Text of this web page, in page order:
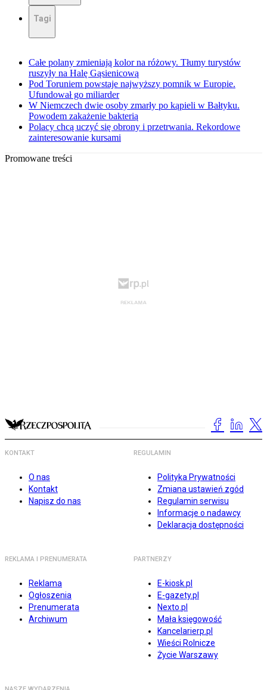
Tagi
Całe polany zmieniają kolor na różowy. Tłumy turystów
ruszyły na Halę Gąsienicową
Pod Toruniem powstaje najwyższy pomnik w Europie.
Ufundował go miliarder
W Niemczech dwie osoby zmarły po kąpieli w Bałtyku.
Powodem zakażenie bakterią
Polacy chcą uczyć się obrony i przetrwania. Rekordowe
zainteresowanie kursami
Promowane treści
KONTAKT
O nas
Kontakt
Napisz do nas
REGULAMIN
Polityka Prywatności
Zmiana ustawień zgód
Regulamin serwisu
Informacje o nadawcy
Deklaracja dostępności
REKLAMA I PRENUMERATA
Reklama
Ogłoszenia
Prenumerata
Archiwum
PARTNERZY
E-kiosk.pl
E-gazety.pl
Nexto.pl
Mała księgowość
Kancelarierp.pl
Wieści Rolnicze
Życie Warszawy